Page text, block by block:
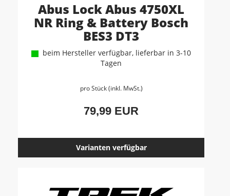
Abus Lock Abus 4750XL
NR Ring & Battery Bosch
BES3 DT3
beim Hersteller verfügbar, lieferbar in 3-10
Tagen
pro Stück (inkl. MwSt.)
79,99 EUR
Varianten verfügbar